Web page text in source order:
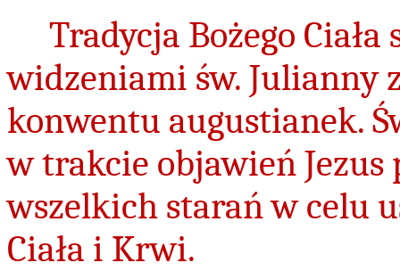
Tradycja Bożego
widzeniami św. Julianny
konwentu augustianek.
w trakcie objawień Jezus
wszelkich starań w celu
Ciała i Krwi.